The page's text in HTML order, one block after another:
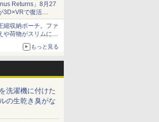
Returns」8月27
3D×VRで復活
なるセールが実施
縮収納ポーチ。ファ
や荷物がスリムにま
もっと見る
洗濯機に付けた
の生乾き臭がな